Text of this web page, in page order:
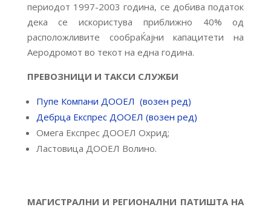
периодот 1997-2003 година, се добива податок
дека се искористува приближно 40% од
расположливите сообраЌајни капацитети на
Аеродромот во текот на една година.
ПРЕВОЗНИЦИ И ТАКСИ СЛУЖБИ
Пупе Компани ДООЕЛ (возен ред)
Дебрца Експрес ДООЕЛ (возен ред)
Омега Експрес ДООЕЛ Охрид;
Ластовица ДООЕЛ Волино.
МАГИСТРАЛНИ И РЕГИОНАЛНИ ПАТИШТА НА